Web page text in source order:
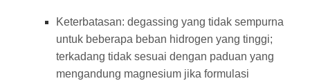
Keterbatasan: degassing yang tidak sempurna
untuk beberapa beban hidrogen yang tinggi;
terkadang tidak sesuai dengan paduan yang
mengandung magnesium jika formulasi